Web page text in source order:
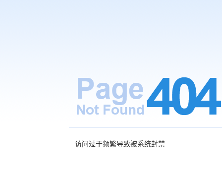
访问过于频繁导致被系统封禁